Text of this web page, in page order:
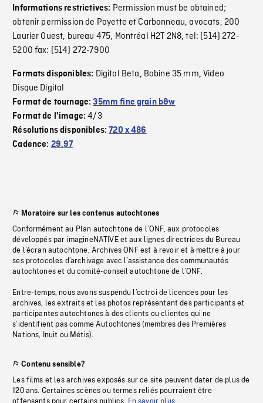
Informations restrictives: Permission must be obtained;
obtenir permission de Payette et Carbonneau, avocats, 200
Laurier Ouest, bureau 475, Montréal H2T 2N8, tel: (514) 272-
5200 fax: (514) 272-7900
Formats disponibles: Digital Beta, Bobine 35 mm,Video
Disque Digital
Format de tournage:35mm fine grain b&w
Format de l'image:4/3
Résolutions disponibles:720 x 486
Cadence: 29.97
Moratoire sur les contenus autochtones
Conformément au Plan autochtone de l’ONF, aux protocoles
développés par imagineNATIVE et aux lignes directrices du Bureau
de l’écran autochtone, Archives ONF est à revoir et à mettre à jour
ses protocoles d’archivage avec l’assistance des communautés
autochtones et du comité-conseil autochtone de l’ONF.
Entre-temps, nous avons suspendu l’octroi de licences pour les
archives, les extraits et les photos représentant des participants et
participantes autochtones à des clients ou clientes qui ne
s’identifient pas comme Autochtones (membres des Premières
Nations, Inuit ou Métis).
Contenu sensible?
Les films et les archives exposés sur ce site peuvent dater de plus de
120 ans. Certaines scènes ou termes reliés pourraient être
offensants pour certains publics.
En savoir plus